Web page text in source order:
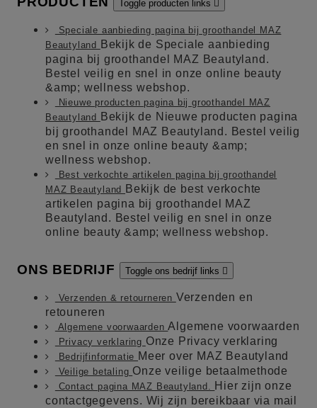
Toggle producten links 
Speciale aanbieding pagina bij groothandel MAZ
Beautyland
Bekijk de Speciale aanbieding
pagina bij groothandel MAZ Beautyland.
Bestel veilig en snel in onze online beauty
&amp; wellness webshop.
Nieuwe producten pagina bij groothandel MAZ
Beautyland
Bekijk de Nieuwe producten pagina
bij groothandel MAZ Beautyland. Bestel veilig
en snel in onze online beauty &amp;
wellness webshop.
Best verkochte artikelen pagina bij groothandel
MAZ Beautyland
Bekijk de best verkochte
artikelen pagina bij groothandel MAZ
Beautyland. Bestel veilig en snel in onze
online beauty &amp; wellness webshop.
ONS BEDRIJF Toggle ons bedrijf links 
Verzenden & retourneren Verzenden en
retouneren
Algemene voorwaardenAlgemene voorwaarden
Privacy verklaring Onze Privacy verklaring
Bedrijfinformatie Meer over MAZ Beautyland
Veilige betaling Onze veilige betaalmethode
Contact pagina MAZ Beautyland. Hier zijn onze
contactgegevens. Wij zijn bereikbaar via mail